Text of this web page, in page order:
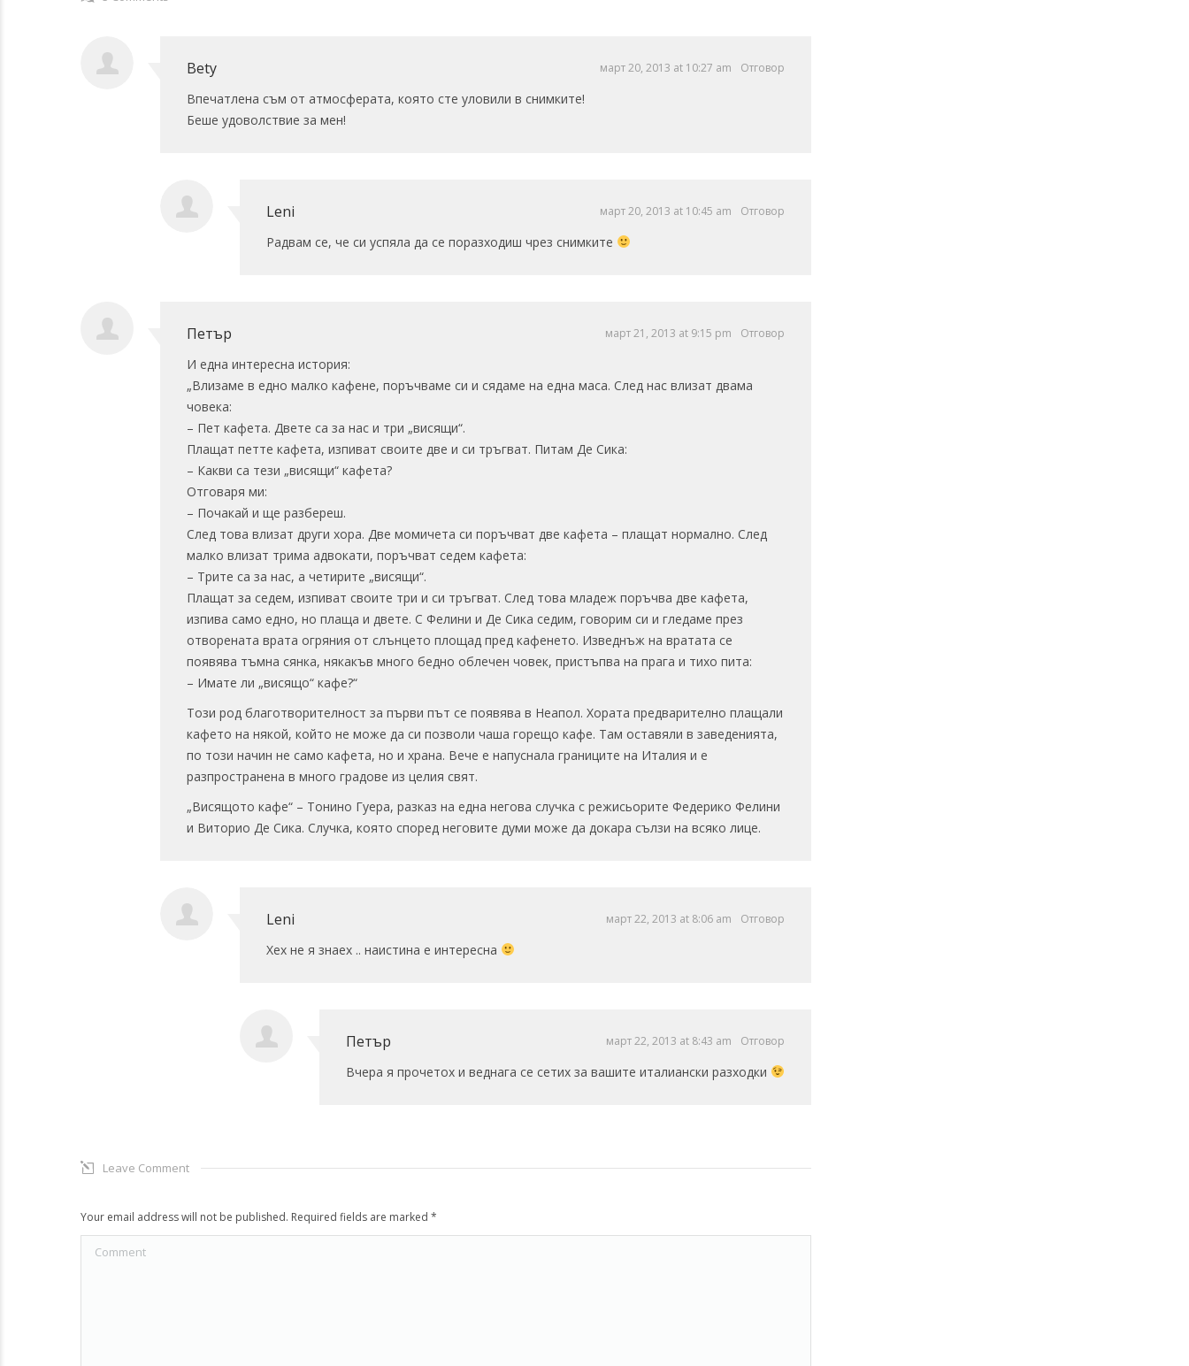
Отговор
март 20, 2013 at 10:27 am
Bety
Впечатлена съм от атмосферата, която сте уловили в снимките!
Беше удоволствие за мен!
Отговор
март 20, 2013 at 10:45 am
Leni
Радвам се, че си успяла да се поразходиш чрез снимките
Отговор
март 21, 2013 at 9:15 pm
Петър
И една интересна история:
„Влизаме в едно малко кафене, поръчваме си и сядаме на една маса. След нас влизат двама
човека:
– Пет кафета. Двете са за нас и три „висящи“.
Плащат петте кафета, изпиват своите две и си тръгват. Питам Де Сика:
– Какви са тези „висящи“ кафета?
Отговаря ми:
– Почакай и ще разбереш.
След това влизат други хора. Две момичета си поръчват две кафета – плащат нормално. След
малко влизат трима адвокати, поръчват седем кафета:
– Трите са за нас, а четирите „висящи“.
Плащат за седем, изпиват своите три и си тръгват. След това младеж поръчва две кафета,
изпива само едно, но плаща и двете. С Фелини и Де Сика седим, говорим си и гледаме през
отворената врата огряния от слънцето площад пред кафенето. Изведнъж на вратата се
появява тъмна сянка, някакъв много бедно облечен човек, пристъпва на прага и тихо пита:
– Имате ли „висящо“ кафе?“
Този род благотворителност за първи път се появява в Неапол. Хората предварително плащали
кафето на някой, който не може да си позволи чаша горещо кафе. Там оставяли в заведенията,
по този начин не само кафета, но и храна. Вече е напуснала границите на Италия и е
разпространена в много градове из целия свят.
„Висящото кафе“ – Тонино Гуера, разказ на една негова случка с режисьорите Федерико Фелини
и Виторио Де Сика. Случка, която според неговите думи може да докара сълзи на всяко лице.
Отговор
март 22, 2013 at 8:06 am
Leni
Хех не я знаех .. наистина е интересна
Отговор
март 22, 2013 at 8:43 am
Петър
Вчера я прочетох и веднага се сетих за вашите италиански разходки
Leave Comment
Your email address will not be published. Required fields are marked *
Comment